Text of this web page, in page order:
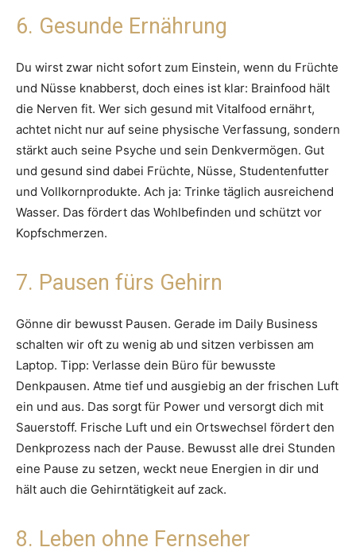
6. Gesunde Ernährung
Du wirst zwar nicht sofort zum Einstein, wenn du Früchte
und Nüsse knabberst, doch eines ist klar: Brainfood hält
die Nerven fit. Wer sich gesund mit Vitalfood ernährt,
achtet nicht nur auf seine physische Verfassung, sondern
stärkt auch seine Psyche und sein Denkvermögen. Gut
und gesund sind dabei Früchte, Nüsse, Studentenfutter
und Vollkornprodukte. Ach ja: Trinke täglich ausreichend
Wasser. Das fördert das Wohlbefinden und schützt vor
Kopfschmerzen.
7. Pausen fürs Gehirn
Gönne dir bewusst Pausen. Gerade im Daily Business
schalten wir oft zu wenig ab und sitzen verbissen am
Laptop. Tipp: Verlasse dein Büro für bewusste
Denkpausen. Atme tief und ausgiebig an der frischen Luft
ein und aus. Das sorgt für Power und versorgt dich mit
Sauerstoff. Frische Luft und ein Ortswechsel fördert den
Denkprozess nach der Pause. Bewusst alle drei Stunden
eine Pause zu setzen, weckt neue Energien in dir und
hält auch die Gehirntätigkeit auf zack.
8. Leben ohne Fernseher